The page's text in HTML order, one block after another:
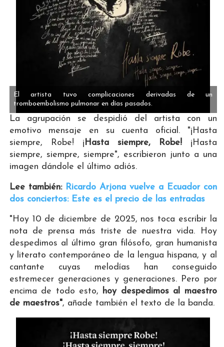
El artista tuvo complicaciones derivadas de un
tromboembolismo pulmonar en días pasados.
La agrupación se despidió del artista con un
emotivo mensaje en su cuenta oficial. "¡Hasta
siempre, Robe! ¡Hasta siempre, Robe!¡Hasta
siempre, siempre, siempre", escribieron junto a una
imagen dándole el último adiós.
Lee también: Ricardo Arjona vuelve a Ecuador con
dos conciertos: Este es el precio de las entradas
"Hoy 10 de diciembre de 2025, nos toca escribir la
nota de prensa más triste de nuestra vida. Hoy
despedimos al último gran filósofo, gran humanista
y literato contemporáneo de la lengua hispana, y al
cantante cuyas melodías han conseguido
estremecer generaciones y generaciones. Pero por
encima de todo esto, hoy despedimos al maestro
de maestros", añade también el texto de la banda.